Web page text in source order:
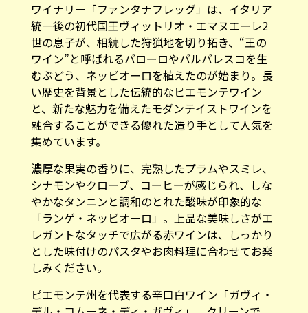
ワイナリー「ファンタナフレッグ」は、イタリア
統一後の初代国王ヴィットリオ・エマヌエーレ2
世の息子が、相続した狩猟地を切り拓き、“王の
ワイン”と呼ばれるバローロやバルバレスコを生
むぶどう、ネッビオーロを植えたのが始まり。長
い歴史を背景とした伝統的なピエモンテワイン
と、新たな魅力を備えたモダンテイストワインを
融合することができる優れた造り手として人気を
集めています。
濃厚な果実の香りに、完熟したプラムやスミレ、
シナモンやクローブ、コーヒーが感じられ、しな
やかなタンニンと調和のとれた酸味が印象的な
「ランゲ・ネッビオーロ」。上品な美味しさがエ
レガントなタッチで広がる赤ワインは、しっかり
とした味付けのパスタやお肉料理に合わせてお楽
しみください。
ピエモンテ州を代表する辛口白ワイン「ガヴィ・